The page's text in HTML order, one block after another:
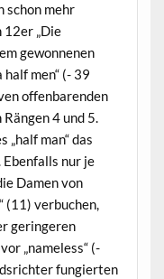
schon mehr
„Die
gewonnenen
men“ (- 39
offenbarenden
4 und 5.
„half man“ das
nur je
Damen von
(11) verbuchen,
geringeren
„nameless“ (-
fungierten